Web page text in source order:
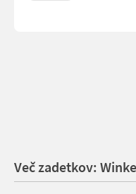
Več zadetkov: